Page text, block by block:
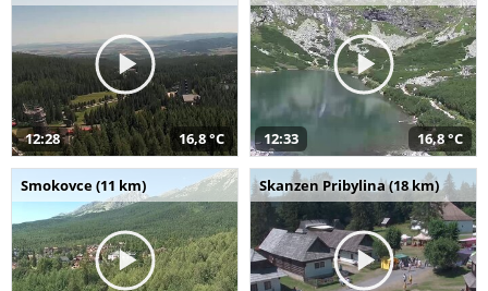
12:28 16,8 °C 12:33 16,8 °C
Smokovce (11 km) Skanzen Pribylina (18 km)